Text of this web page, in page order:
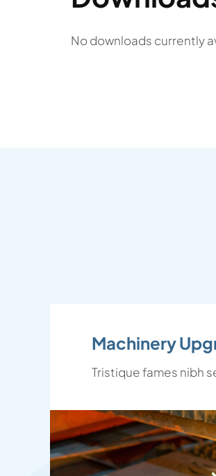
No downloads currently
Machinery
Tristique fames nibh